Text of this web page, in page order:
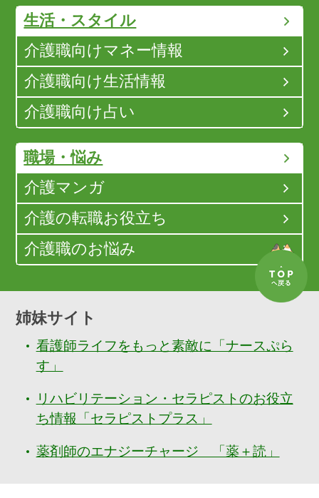
生活・スタイル
介護職向けマネー情報
介護職向け生活情報
介護職向け占い
職場・悩み
介護マンガ
介護の転職お役立ち
介護職のお悩み
姉妹サイト
看護師ライフをもっと素敵に「ナースぷら
す」
リハビリテーション・セラピストのお役立
ち情報「セラピストプラス」
薬剤師のエナジーチャージ 「薬＋読」